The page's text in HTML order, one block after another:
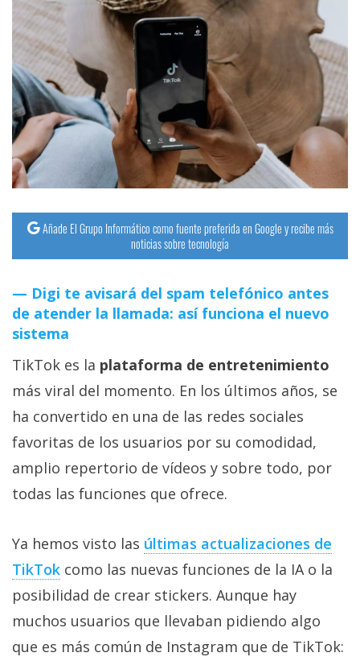
Añade El Grupo Informático como fuente preferida en Google y recibe más
noticias sobre tecnología
Digi te avisará del spam telefónico antes
de atender la llamada: así funciona el nuevo
sistema
TikTok es la plataforma de entretenimiento
más viral del momento. En los últimos años, se
ha convertido en una de las redes sociales
favoritas de los usuarios por su comodidad,
amplio repertorio de vídeos y sobre todo, por
todas las funciones que ofrece.
Ya hemos visto las últimas actualizaciones de
TikTok como las nuevas funciones de la IA o la
posibilidad de crear stickers. Aunque hay
muchos usuarios que llevaban pidiendo algo
que es más común de Instagram que de TikTok: